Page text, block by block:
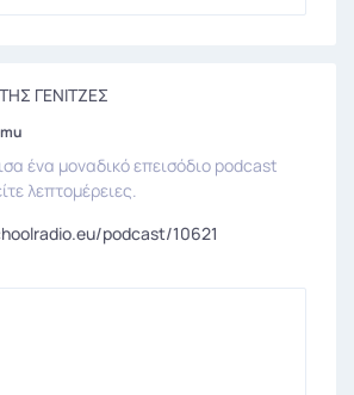
ΓΕΝΙΤΖΕΣ
ένα μοναδικό επεισόδιο podcast
λεπτομέρειες.
podcast/10621